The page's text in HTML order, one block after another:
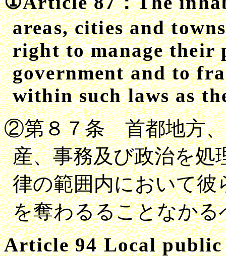
areas,cities and
right to manage their
government and to
within such laws as
②第８７条 首都地方、
産、事務及び政治を処
律の範囲内において彼
を奪わるることなかる
Article94Local public